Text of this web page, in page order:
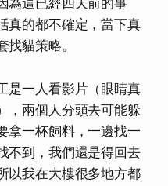
為這已經四天前的事
真的都不確定，當下真
貓策略。
是一人看影片（眼睛真
，兩個人分頭去可能躲
拿一杯飼料，一邊找一
不到，我們還是得回去
以我在大樓很多地方都